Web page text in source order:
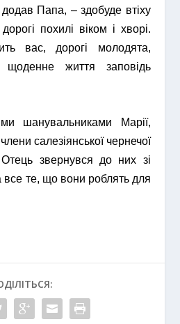
Папа, – здобуде втіху
похилі віком і хворі.
вас, дорогі молодята,
життя заповідь
шанувальниками Марії,
салезіянської чернечої
звернувся до них зі
все те, що вони роблять для